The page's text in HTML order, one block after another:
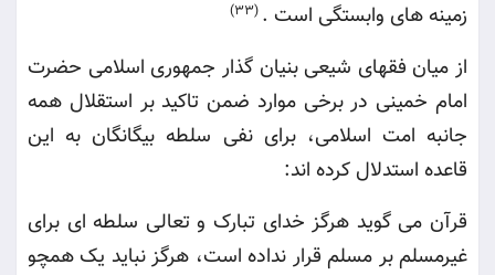
زمینه های وابستگی است .
(33)
از میان فقهای شیعی بنیان گذار جمهوری اسلامی حضرت
امام خمینی در برخی موارد ضمن تاکید بر استقلال همه
جانبه امت اسلامی، برای نفی سلطه بیگانگان به این
قاعده استدلال کرده اند:
قرآن می گوید هرگز خدای تبارک و تعالی سلطه ای برای
غیرمسلم بر مسلم قرار نداده است، هرگز نباید یک همچو